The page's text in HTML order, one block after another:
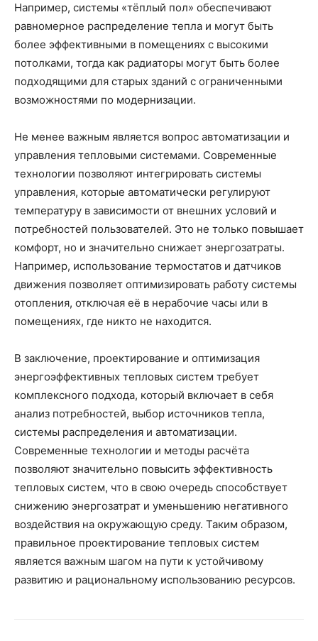
Например, системы «тёплый пол» обеспечивают
равномерное распределение тепла и могут быть
более эффективными в помещениях с высокими
потолками, тогда как радиаторы могут быть более
подходящими для старых зданий с ограниченными
возможностями по модернизации.
Не менее важным является вопрос автоматизации и
управления тепловыми системами. Современные
технологии позволяют интегрировать системы
управления, которые автоматически регулируют
температуру в зависимости от внешних условий и
потребностей пользователей. Это не только повышает
комфорт, но и значительно снижает энергозатраты.
Например, использование термостатов и датчиков
движения позволяет оптимизировать работу системы
отопления, отключая её в нерабочие часы или в
помещениях, где никто не находится.
В заключение, проектирование и оптимизация
энергоэффективных тепловых систем требует
комплексного подхода, который включает в себя
анализ потребностей, выбор источников тепла,
системы распределения и автоматизации.
Современные технологии и методы расчёта
позволяют значительно повысить эффективность
тепловых систем, что в свою очередь способствует
снижению энергозатрат и уменьшению негативного
воздействия на окружающую среду. Таким образом,
правильное проектирование тепловых систем
является важным шагом на пути к устойчивому
развитию и рациональному использованию ресурсов.